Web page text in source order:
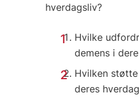
hverdagsliv?
Hvilke
demens i
Hvilken
deres